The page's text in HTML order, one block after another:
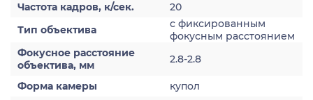
Частота кадров, к/сек.
20
Тип объектива
с фиксированным
фокусным расстоянием
Фокусное расстояние
объектива, мм
2.8-2.8
Форма камеры
купол